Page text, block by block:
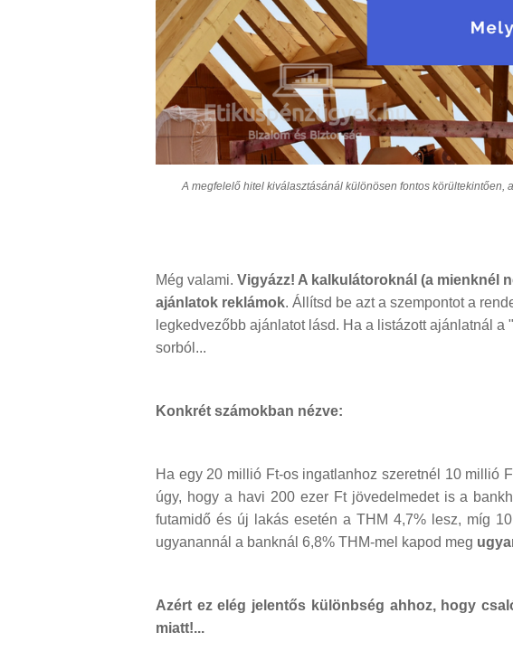
A megfelelő hitel kiválasztásánál különösen fontos körültekintően,
Még valami. Vigyázz! A kalkulátoroknál (a mienknél
ajánlatok reklámok. Állítsd be azt a szempontot a
legkedvezőbb ajánlatot lásd. Ha a listázott ajánlatnál a
sorból...
Konkrét számokban nézve:
Ha egy 20 millió Ft-os ingatlanhoz szeretnél 10 millió
úgy, hogy a havi 200 ezer Ft jövedelmedet is a
futamidő és új lakás esetén a THM 4,7% lesz, míg
ugyanannál a banknál 6,8% THM-mel kapod meg
Azért ez elég jelentős különbség ahhoz, hogy
miatt!...